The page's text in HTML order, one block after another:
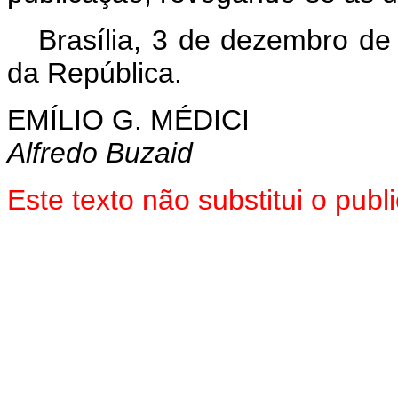
Brasília, 3 de dezembro
da República.
EMÍLIO G. MÉDICI
Alfredo Buzaid
Este texto não substitui o